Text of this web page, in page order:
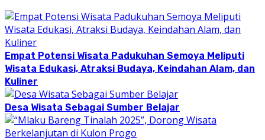
Empat Potensi Wisata Padukuhan Semoya Meliputi
Wisata Edukasi, Atraksi Budaya, Keindahan Alam, dan
Kuliner
Desa Wisata Sebagai Sumber Belajar